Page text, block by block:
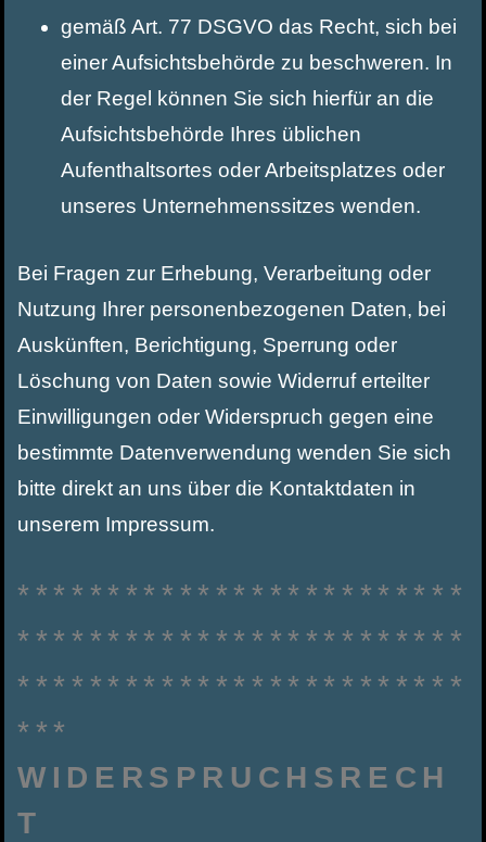
gemäß Art. 77 DSGVO das Recht, sich bei
einer Aufsichtsbehörde zu beschweren. In
der Regel können Sie sich hierfür an die
Aufsichtsbehörde Ihres üblichen
Aufenthaltsortes oder Arbeitsplatzes oder
unseres Unternehmenssitzes wenden.
Bei Fragen zur Erhebung, Verarbeitung oder
Nutzung Ihrer personenbezogenen Daten, bei
Auskünften, Berichtigung, Sperrung oder
Löschung von Daten sowie Widerruf erteilter
Einwilligungen oder Widerspruch gegen eine
bestimmte Datenverwendung wenden Sie sich
bitte direkt an uns über die Kontaktdaten in
unserem Impressum.
*************************
*************************
*************************
***
WIDERSPRUCHSRECH
T